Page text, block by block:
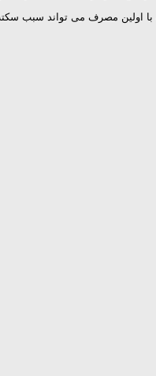
مصرف می تواند سبب سكته